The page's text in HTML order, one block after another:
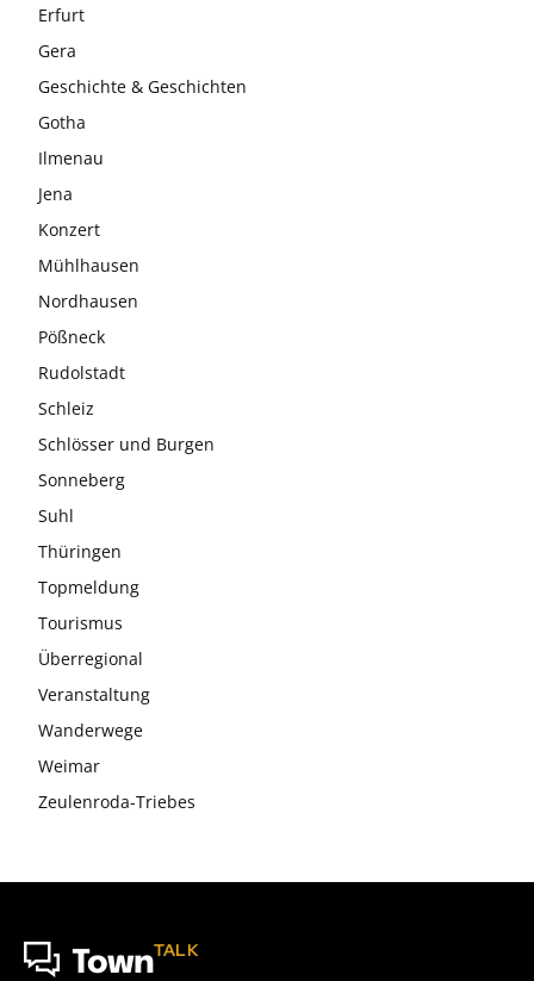
Erfurt
Gera
Geschichte & Geschichten
Gotha
Ilmenau
Jena
Konzert
Mühlhausen
Nordhausen
Pößneck
Rudolstadt
Schleiz
Schlösser und Burgen
Sonneberg
Suhl
Thüringen
Topmeldung
Tourismus
Überregional
Veranstaltung
Wanderwege
Weimar
Zeulenroda-Triebes
TownTALK